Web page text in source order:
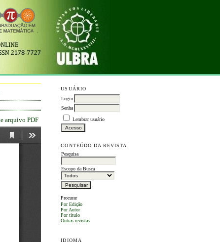
USUÁRIO
Login
Senha
Lembrar usuário
CONTEÚDO DA REVISTA
Pesquisa
Escopo da Busca
Procurar
Por Edição
Por Autor
Por título
Outras revistas
IDIOMA
arquivo PDF